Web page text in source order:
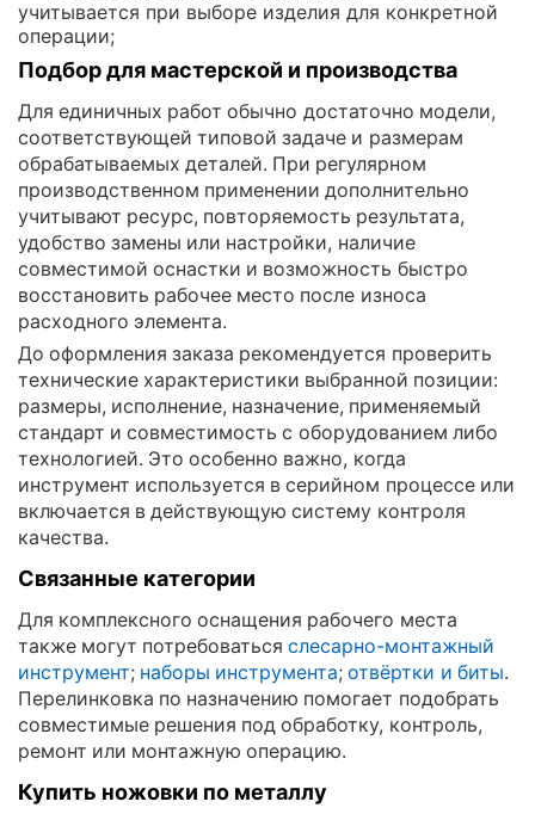
учитывается при выборе изделия для конкретной
операции;
Подбор для мастерской и производства
Для единичных работ обычно достаточно модели,
соответствующей типовой задаче и размерам
обрабатываемых деталей. При регулярном
производственном применении дополнительно
учитывают ресурс, повторяемость результата,
удобство замены или настройки, наличие
совместимой оснастки и возможность быстро
восстановить рабочее место после износа
расходного элемента.
До оформления заказа рекомендуется проверить
технические характеристики выбранной позиции:
размеры, исполнение, назначение, применяемый
стандарт и совместимость с оборудованием либо
технологией. Это особенно важно, когда
инструмент используется в серийном процессе или
включается в действующую систему контроля
качества.
Связанные категории
Для комплексного оснащения рабочего места
также могут потребоватьсяслесарно-монтажный
инструмент; наборы инструмента;отвёртки и биты.
Перелинковка по назначению помогает подобрать
совместимые решения под обработку, контроль,
ремонт или монтажную операцию.
Купить ножовки по металлу